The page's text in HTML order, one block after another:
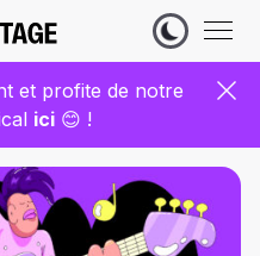
et profite de notre
ici 😊 !